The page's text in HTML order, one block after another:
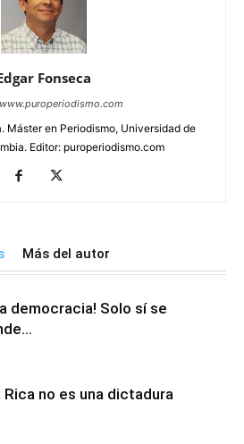
Fonseca
Máster en Periodismo, Universidad de
Editor: puroperiodismo.com
Más del autor
democracia! Solo sí se
Rica no es una dictadura